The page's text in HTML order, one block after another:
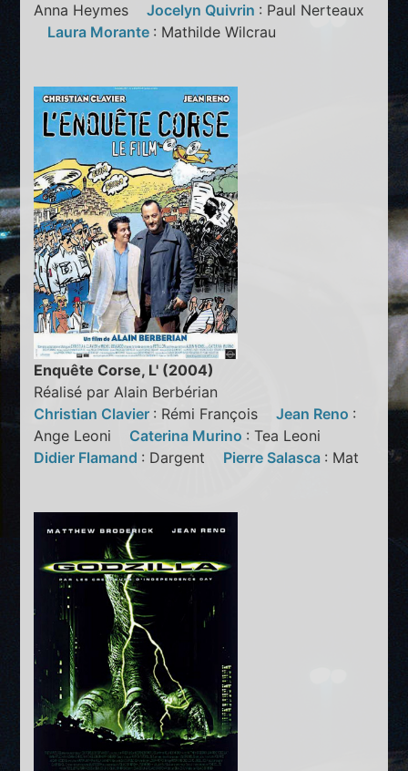
Anna HeymesJocelyn Quivrin : Paul Nerteaux
Laura Morante : Mathilde Wilcrau
Enquête Corse, L' (2004)
Réalisé par Alain Berbérian
Christian Clavier : Rémi FrançoisJean Reno :
Ange Leoni Caterina Murino : Tea Leoni
Didier Flamand : Dargent Pierre Salasca : Mat